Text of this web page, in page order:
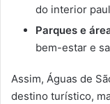
do interior
Parques e
bem-estar e
Assim, Águas de
destino turístico,